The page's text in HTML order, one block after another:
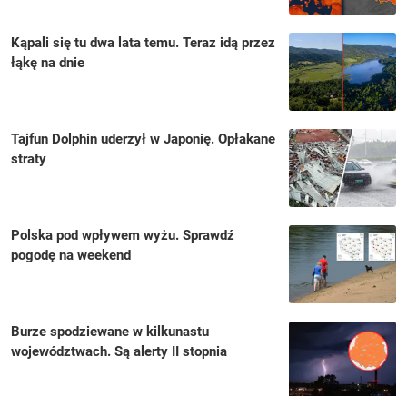
Kąpali się tu dwa lata temu. Teraz idą przez
łąkę na dnie
Tajfun Dolphin uderzył w Japonię. Opłakane
straty
Polska pod wpływem wyżu. Sprawdź
pogodę na weekend
Burze spodziewane w kilkunastu
województwach. Są alerty II stopnia